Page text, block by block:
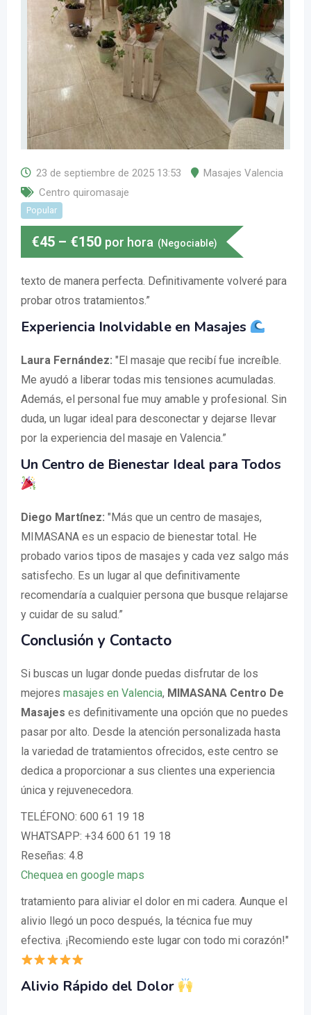
23 de septiembre de 2025 13:53
Masajes Valencia
Centro quiromasaje
Popular
€45 – €150 por hora (Negociable)
texto de manera perfecta. Definitivamente volveré para
probar otros tratamientos.”
Experiencia Inolvidable en Masajes
Laura Fernández: "El masaje que recibí fue increíble.
Me ayudó a liberar todas mis tensiones acumuladas.
Además, el personal fue muy amable y profesional. Sin
duda, un lugar ideal para desconectar y dejarse llevar
por la experiencia del masaje en Valencia.”
Un Centro de Bienestar Ideal para Todos
Diego Martínez: "Más que un centro de masajes,
MIMASANA es un espacio de bienestar total. He
probado varios tipos de masajes y cada vez salgo más
satisfecho. Es un lugar al que definitivamente
recomendaría a cualquier persona que busque relajarse
y cuidar de su salud.”
Conclusión y Contacto
Si buscas un lugar donde puedas disfrutar de los
mejores masajes en Valencia, MIMASANA Centro De
Masajes es definitivamente una opción que no puedes
pasar por alto. Desde la atención personalizada hasta
la variedad de tratamientos ofrecidos, este centro se
dedica a proporcionar a sus clientes una experiencia
única y rejuvenecedora.
TELÉFONO: 600 61 19 18
WHATSAPP: +34 600 61 19 18
Reseñas: 4.8
Chequea en google maps
tratamiento para aliviar el dolor en mi cadera. Aunque el
alivio llegó un poco después, la técnica fue muy
efectiva. ¡Recomiendo este lugar con todo mi corazón!"
Alivio Rápido del Dolor